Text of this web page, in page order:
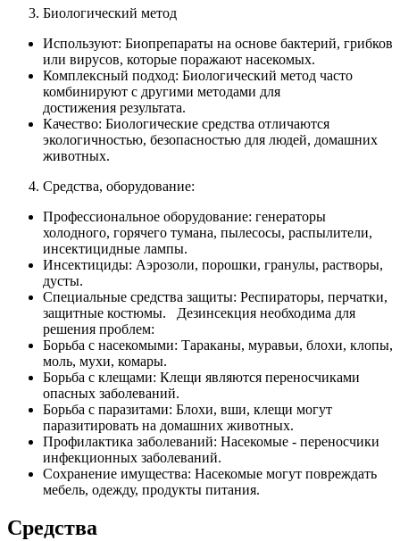
Биологический метод
Используют: Биопрепараты на основе бактерий, грибков
или вирусов, которые поражают насекомых.
Комплексный подход: Биологический метод часто
комбинируют с другими методами для
достижения результата.
Качество: Биологические средства отличаются
экологичностью, безопасностью для людей, домашних
животных.
Средства, оборудование:
Профессиональное оборудование: генераторы
холодного, горячего тумана, пылесосы, распылители,
инсектицидные лампы.
Инсектициды: Аэрозоли, порошки, гранулы, растворы,
дусты.
Специальные средства защиты: Респираторы, перчатки,
защитные костюмы. Дезинсекция необходима для
решения проблем:
Борьба с насекомыми: Тараканы, муравьи, блохи, клопы,
моль, мухи, комары.
Борьба с клещами: Клещи являются переносчиками
опасных заболеваний.
Борьба с паразитами: Блохи, вши, клещи могут
паразитировать на домашних животных.
Профилактика заболеваний: Насекомые - переносчики
инфекционных заболеваний.
Сохранение имущества: Насекомые могут повреждать
мебель, одежду, продукты питания.
Средства